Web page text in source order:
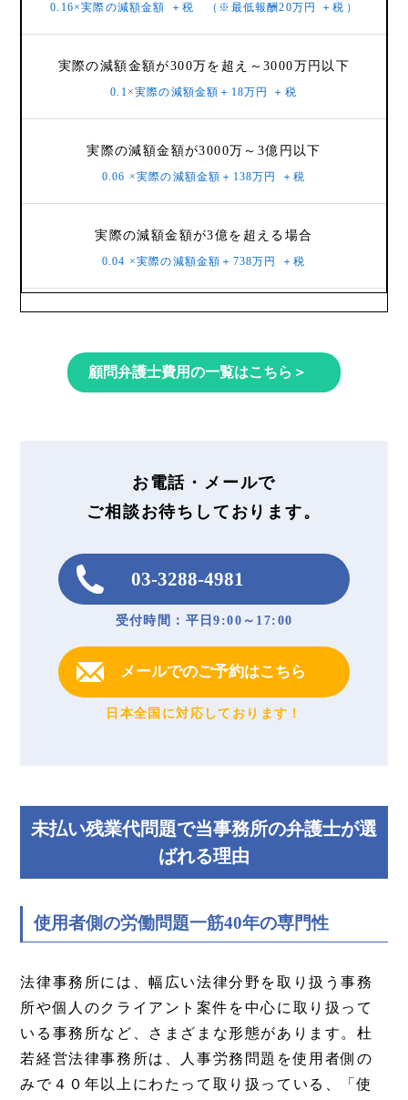
0.16×実際の減額金額 ＋税 （※最低報酬20万円 ＋税 ）
実際の減額金額が300万を超え～3000万円以下
0.1×実際の減額金額＋18万円 ＋税
実際の減額金額が3000万～3億円以下
0.06 ×実際の減額金額＋138万円 ＋税
実際の減額金額が3億を超える場合
0.04 ×実際の減額金額＋738万円 ＋税
顧問弁護士費用の一覧はこちら＞
お電話・メールで
ご相談お待ちしております。
03-3288-4981
受付時間：平日9:00～17:00
メールでのご予約はこちら
日本全国に対応しております！
未払い残業代問題で当事務所の弁護士が選
ばれる理由
使用者側の労働問題一筋40年の専門性
法律事務所には、幅広い法律分野を取り扱う事務
所や個人のクライアント案件を中心に取り扱って
いる事務所など、さまざまな形態があります。杜
若経営法律事務所は、人事労務問題を使用者側の
みで４０年以上にわたって取り扱っている、「使